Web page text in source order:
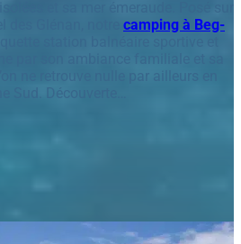
camping à Beg-
station balnéaire sportive et
par son ambiance familiale et sa